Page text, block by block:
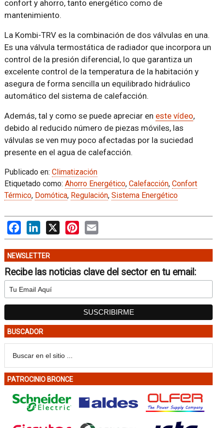
confort y ahorro, tanto energético como de
mantenimiento.
La Kombi-TRV es la combinación de dos válvulas en una.
Es una válvula termostática de radiador que incorpora un
control de la presión diferencial, lo que garantiza un
excelente control de la temperatura de la habitación y
asegura de forma sencilla un equilibrado hidráulico
automático del sistema de calefacción.
Además, tal y como se puede apreciar en este vídeo,
debido al reducido número de piezas móviles, las
válvulas se ven muy poco afectadas por la suciedad
presente en el agua de calefacción.
Publicado en: Climatización
Etiquetado como: Ahorro Energético, Calefacción, Confort
Térmico, Domótica, Regulación, Sistema Energético
FacebookLinkedIn
X PinterestEmail
NEWSLETTER
Recibe las noticias clave del sector en tu email:
BUSCADOR
PATROCINIO BRONCE